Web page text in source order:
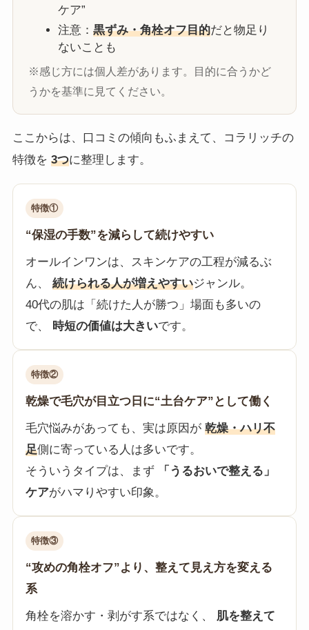
ケア”
注意：黒ずみ・角栓オフ目的だと物足り
ないことも
※感じ方には個人差があります。目的に合うかど
うかを基準に見てください。
ここからは、口コミの傾向もふまえて、コラリッチの
特徴を 3つに整理します。
特徴①
“保湿の手数”を減らして続けやすい
オールインワンは、スキンケアの工程が減るぶ
ん、 続けられる人が増えやすいジャンル。
40代の肌は「続けた人が勝つ」場面も多いの
で、 時短の価値は大きいです。
特徴②
乾燥で毛穴が目立つ日に“土台ケア”として働く
毛穴悩みがあっても、実は原因が 乾燥・ハリ不
足側に寄っている人は多いです。
そういうタイプは、まず
「うるおいで整える」
ケアがハマりやすい印象。
特徴③
“攻めの角栓オフ”より、整えて見え方を変える
系
角栓を溶かす・剥がす系ではなく、 肌を整えて